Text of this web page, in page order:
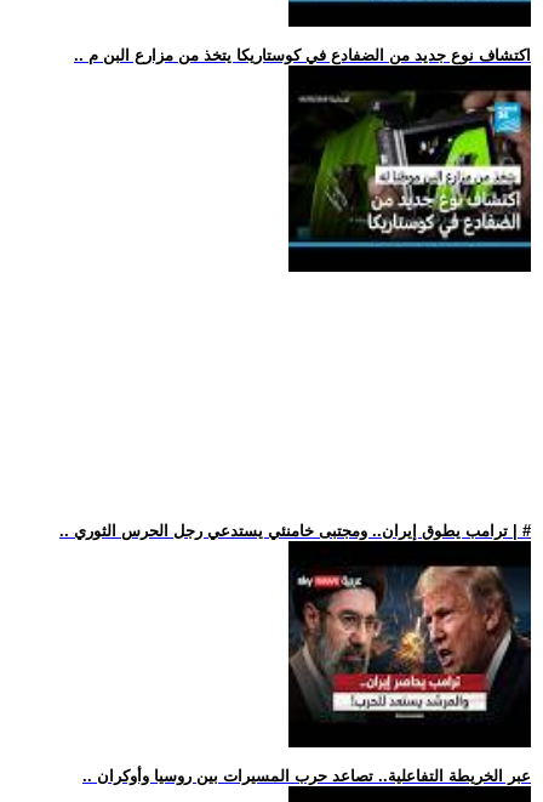
.. اكتشاف نوع جديد من الضفادع في كوستاريكا يتخذ من مزارع البن م
.. ترامب يطوق إيران.. ومجتبى خامنئي يستدعي رجل الحرس الثوري | #
.. عبر الخريطة التفاعلية.. تصاعد حرب المسيرات بين روسيا وأوكران